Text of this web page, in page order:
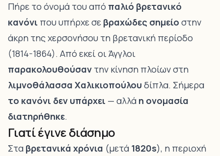
Πήρε το όνομά του από παλιό βρετανικό
κανόνι που υπήρχε σε βραχώδες σημείο στην
άκρη της χερσονήσου τη βρετανική περίοδο
(1814-1864). Από εκεί οι Άγγλοι
παρακολουθούσαν την κίνηση πλοίων στη
λιμνοθάλασσα Χαλικιοπούλου δίπλα. Σήμερα
το κανόνι δεν υπάρχει — αλλά η ονομασία
διατηρήθηκε.
Γιατί έγινε διάσημο
Στα βρετανικά χρόνια (μετά 1820s), η περιοχή